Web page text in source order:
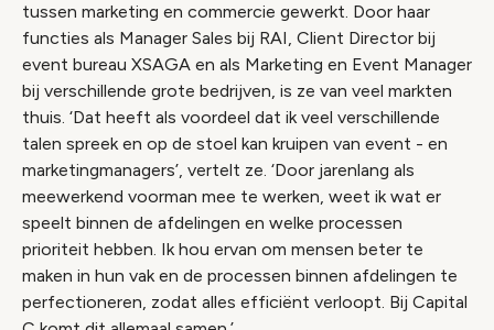
tussen marketing en commercie gewerkt. Door haar
functies als Manager Sales bij RAI, Client Director bij
event bureau XSAGA en als Marketing en Event Manager
bij verschillende grote bedrijven, is ze van veel markten
thuis. ‘Dat heeft als voordeel dat ik veel verschillende
talen spreek en op de stoel kan kruipen van event - en
marketingmanagers’, vertelt ze. ‘Door jarenlang als
meewerkend voorman mee te werken, weet ik wat er
speelt binnen de afdelingen en welke processen
prioriteit hebben. Ik hou ervan om mensen beter te
maken in hun vak en de processen binnen afdelingen te
perfectioneren, zodat alles efficiënt verloopt. Bij Capital